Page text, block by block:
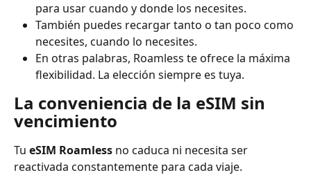
para usar cuando y donde los necesites.
También puedes recargar tanto o tan poco como
necesites, cuando lo necesites.
En otras palabras, Roamless te ofrece la máxima
flexibilidad. La elección siempre es tuya.
La conveniencia de la eSIM sin
vencimiento
Tu eSIM Roamless no caduca ni necesita ser
reactivada constantemente para cada viaje.